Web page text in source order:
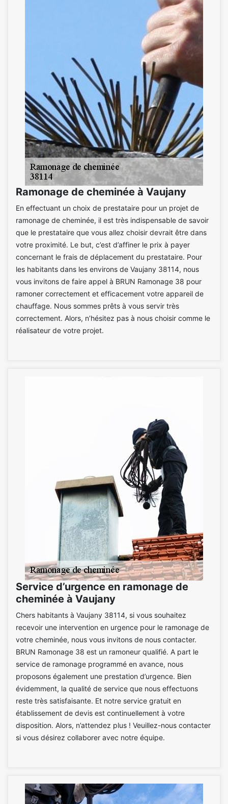
Ramonage de cheminée à Vaujany
En effectuant un choix de prestataire pour un projet de
ramonage de cheminée, il est très indispensable de savoir
que le prestataire que vous allez choisir devrait être dans
votre proximité. Le but, c’est d’affiner le prix à payer
concernant le frais de déplacement du prestataire. Pour
les habitants dans les environs de Vaujany 38114, nous
vous invitons de faire appel à BRUN Ramonage 38 pour
ramoner correctement et efficacement votre appareil de
chauffage. Nous sommes prêts à vous servir très
correctement. Alors, n’hésitez pas à nous choisir comme le
réalisateur de votre projet.
Service d’urgence en ramonage de
cheminée à Vaujany
Chers habitants à Vaujany 38114, si vous souhaitez
recevoir une intervention en urgence pour le ramonage de
votre cheminée, nous vous invitons de nous contacter.
BRUN Ramonage 38 est un ramoneur qualifié. A part le
service de ramonage programmé en avance, nous
proposons également une prestation d’urgence. Bien
évidemment, la qualité de service que nous effectuons
reste très satisfaisante. Et notre service gratuit en
établissement de devis est continuellement à votre
disposition. Alors, n’attendez plus ! Veuillez-nous contacter
si vous désirez collaborer avec notre équipe.